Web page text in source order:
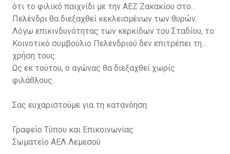
ότι το φιλικό παιχνίδι με την ΑΕΖ Ζακακίου στο
Πελένδρι θα διεξαχθεί κεκλεισμένων των θυρών.
Λόγω επικινδυνότητας των κερκίδων του Σταδίου, το
Κοινοτικό συμβούλιο Πελενδριού δεν επιτρέπει τη
χρήση τους.
Ως εκ τούτου, ο αγώνας θα διεξαχθεί χωρίς
φιλάθλους.
Σας ευχαριστούμε για τη κατανόηση.
Γραφείο Τύπου και Επικοινωνίας
Σωματείο ΑΕΛ Λεμεσού